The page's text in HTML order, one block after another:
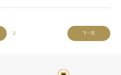
2 下一页